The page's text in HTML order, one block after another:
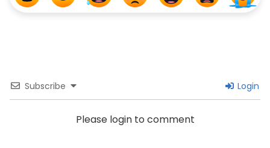
Subscribe Login
Please login to comment